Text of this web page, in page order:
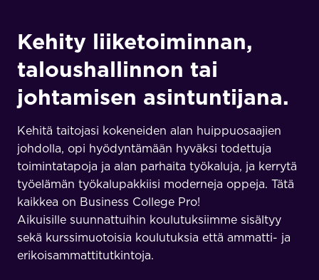
Kehity liiketoiminnan,
taloushallinnon tai
johtamisen asintuntijana.
Kehitä taitojasi kokeneiden alan huippuosaajien
johdolla, opi hyödyntämään hyväksi todettuja
toimintatapoja ja alan parhaita työkaluja, ja kerrytä
työelämän työkalupakkiisi moderneja oppeja. Tätä
kaikkea on Business College Pro!
Aikuisille suunnattuihin koulutuksiimme sisältyy
sekä kurssimuotoisia koulutuksia että ammatti- ja
erikoisammattitutkintoja.